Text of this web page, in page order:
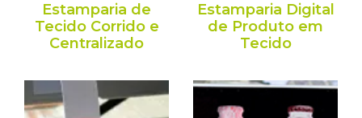
Estamparia de
Tecido Corrido e
Centralizado
Estamparia Digital
de Produto em
Tecido